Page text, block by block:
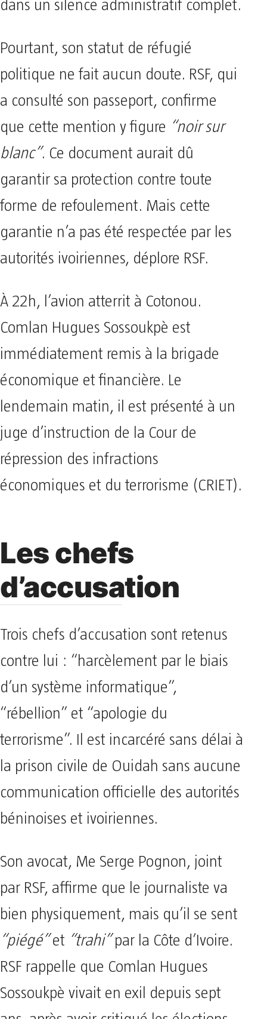
dans un silence administratif complet.
Pourtant, son statut de réfugié
politique ne fait aucun doute. RSF, qui
a consulté son passeport, confirme
que cette mention y figure
“noir sur
blanc” . Ce document aurait dû
garantir sa protection contre toute
forme de refoulement. Mais cette
garantie n’a pas été respectée par les
autorités ivoiriennes, déplore RSF.
À 22h, l’avion atterrit à Cotonou.
Comlan Hugues Sossoukpè est
immédiatement remis à la brigade
économique et financière. Le
lendemain matin, il est présenté à un
juge d’instruction de la Cour de
répression des infractions
économiques et du terrorisme (CRIET).
Les chefs
d’accusation
Trois chefs d’accusation sont retenus
contre lui : “harcèlement par le biais
d’un système informatique”,
“rébellion” et “apologie du
terrorisme”. Il est incarcéré sans délai à
la prison civile de Ouidah sans aucune
communication officielle des autorités
béninoises et ivoiriennes.
Son avocat, Me Serge Pognon, joint
par RSF, affirme que le journaliste va
bien physiquement, mais qu’il se sent
“piégé”
et “trahi”
par la Côte d’Ivoire.
RSF rappelle que Comlan Hugues
Sossoukpè vivait en exil depuis sept